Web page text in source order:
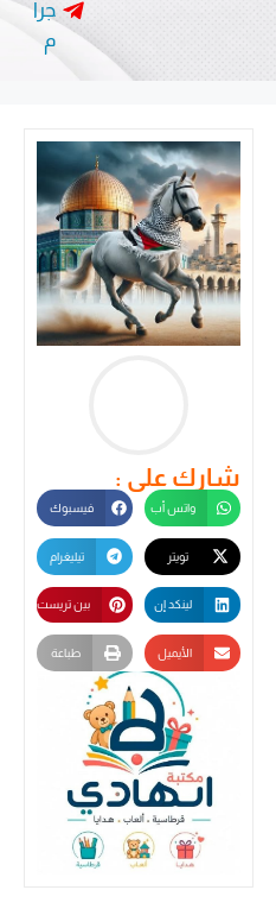
جرا
م
شارك على :
واتس أب فيسبوك
تيليغرام
لينكد إن بين تريست
الأيميل طباعة